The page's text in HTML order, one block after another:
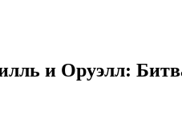
и Оруэлл: